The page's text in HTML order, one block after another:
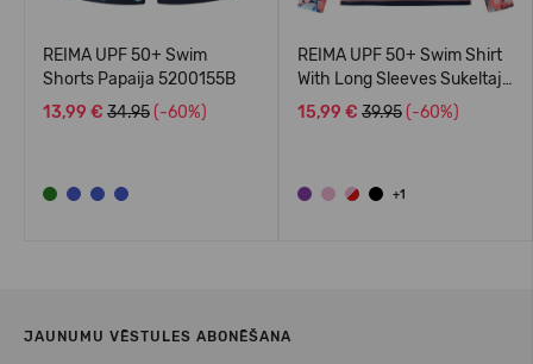
REIMA UPF 50+ Swim
Shorts Papaija 5200155B
13,99 € 34.95 (-60%)
REIMA UPF 50+ Swim Shirt
With Long Sleeves Sukeltaja
5200140A
15,99 € 39.95 (-60%)
+1
JAUNUMU VĒSTULES ABONĒŠANA